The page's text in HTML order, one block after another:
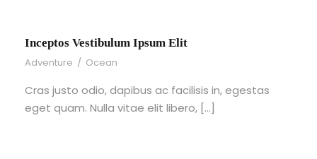
Inceptos Vestibulum Ipsum Elit
Adventure / Ocean
Cras justo odio, dapibus ac facilisis in, egestas
eget quam. Nulla vitae elit libero, […]